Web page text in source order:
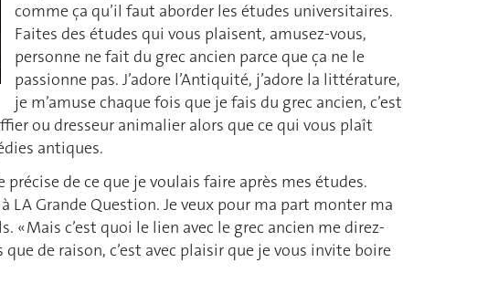
comme ça qu’il faut aborder les études universitaires.
Faites des études qui vous plaisent, amusez-vous,
personne ne fait du grec ancien parce que ça ne le
passionne pas. J’adore l’Antiquité, j’adore la littérature,
je m’amuse chaque fois que je fais du grec ancien, c’est
ou dresseur animalier alors que ce qui vous plaît
antiques.
de ce que je voulais faire après mes études.
LA Grande Question. Je veux pour ma part monter ma
Mais c’est quoi le lien avec le grec ancien me direz-
de raison, c’est avec plaisir que je vous invite boire